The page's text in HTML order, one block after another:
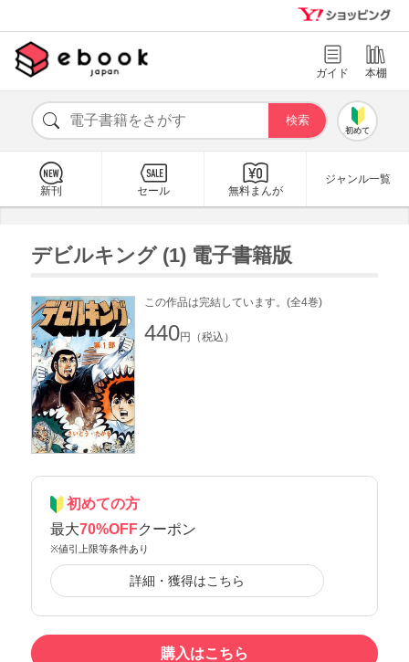
ガイド 本棚
初めて
新刊 セール 無料まんが
ジャンル一覧
デビルキング (1) 電子書籍版
この作品は完結しています。(全4巻)
440円（税込）
初めての方
最大70%OFFクーポン
※値引上限等条件あり
詳細・獲得はこちら
購入はこちら